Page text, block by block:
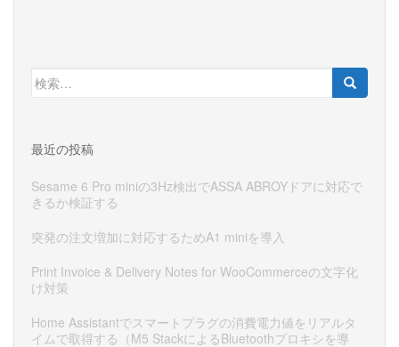
検
索:
最近の投稿
Sesame 6 Pro miniの3Hz検出でASSA ABROYドアに対応で
きるか検証する
突発の注文増加に対応するためA1 miniを導入
Print Invoice & Delivery Notes for WooCommerceの文字化
け対策
Home Assistantでスマートプラグの消費電力値をリアルタ
イムで取得する（M5 StackによるBluetoothプロキシを導